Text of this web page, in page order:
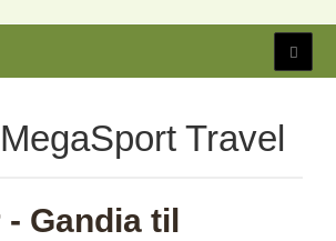
Travel
Gandia til